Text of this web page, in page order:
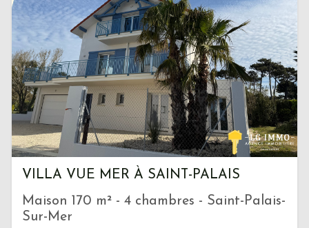
VILLA VUE MER À SAINT-PALAIS
Maison 170 m² - 4 chambres - Saint-Palais-
Sur-Mer